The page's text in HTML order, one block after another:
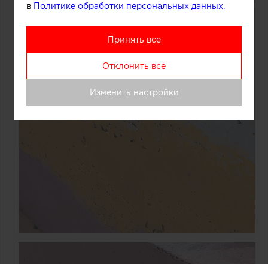
в Политике обработки персональных данных.
Принять все
Отклонить все
Изменить настройки